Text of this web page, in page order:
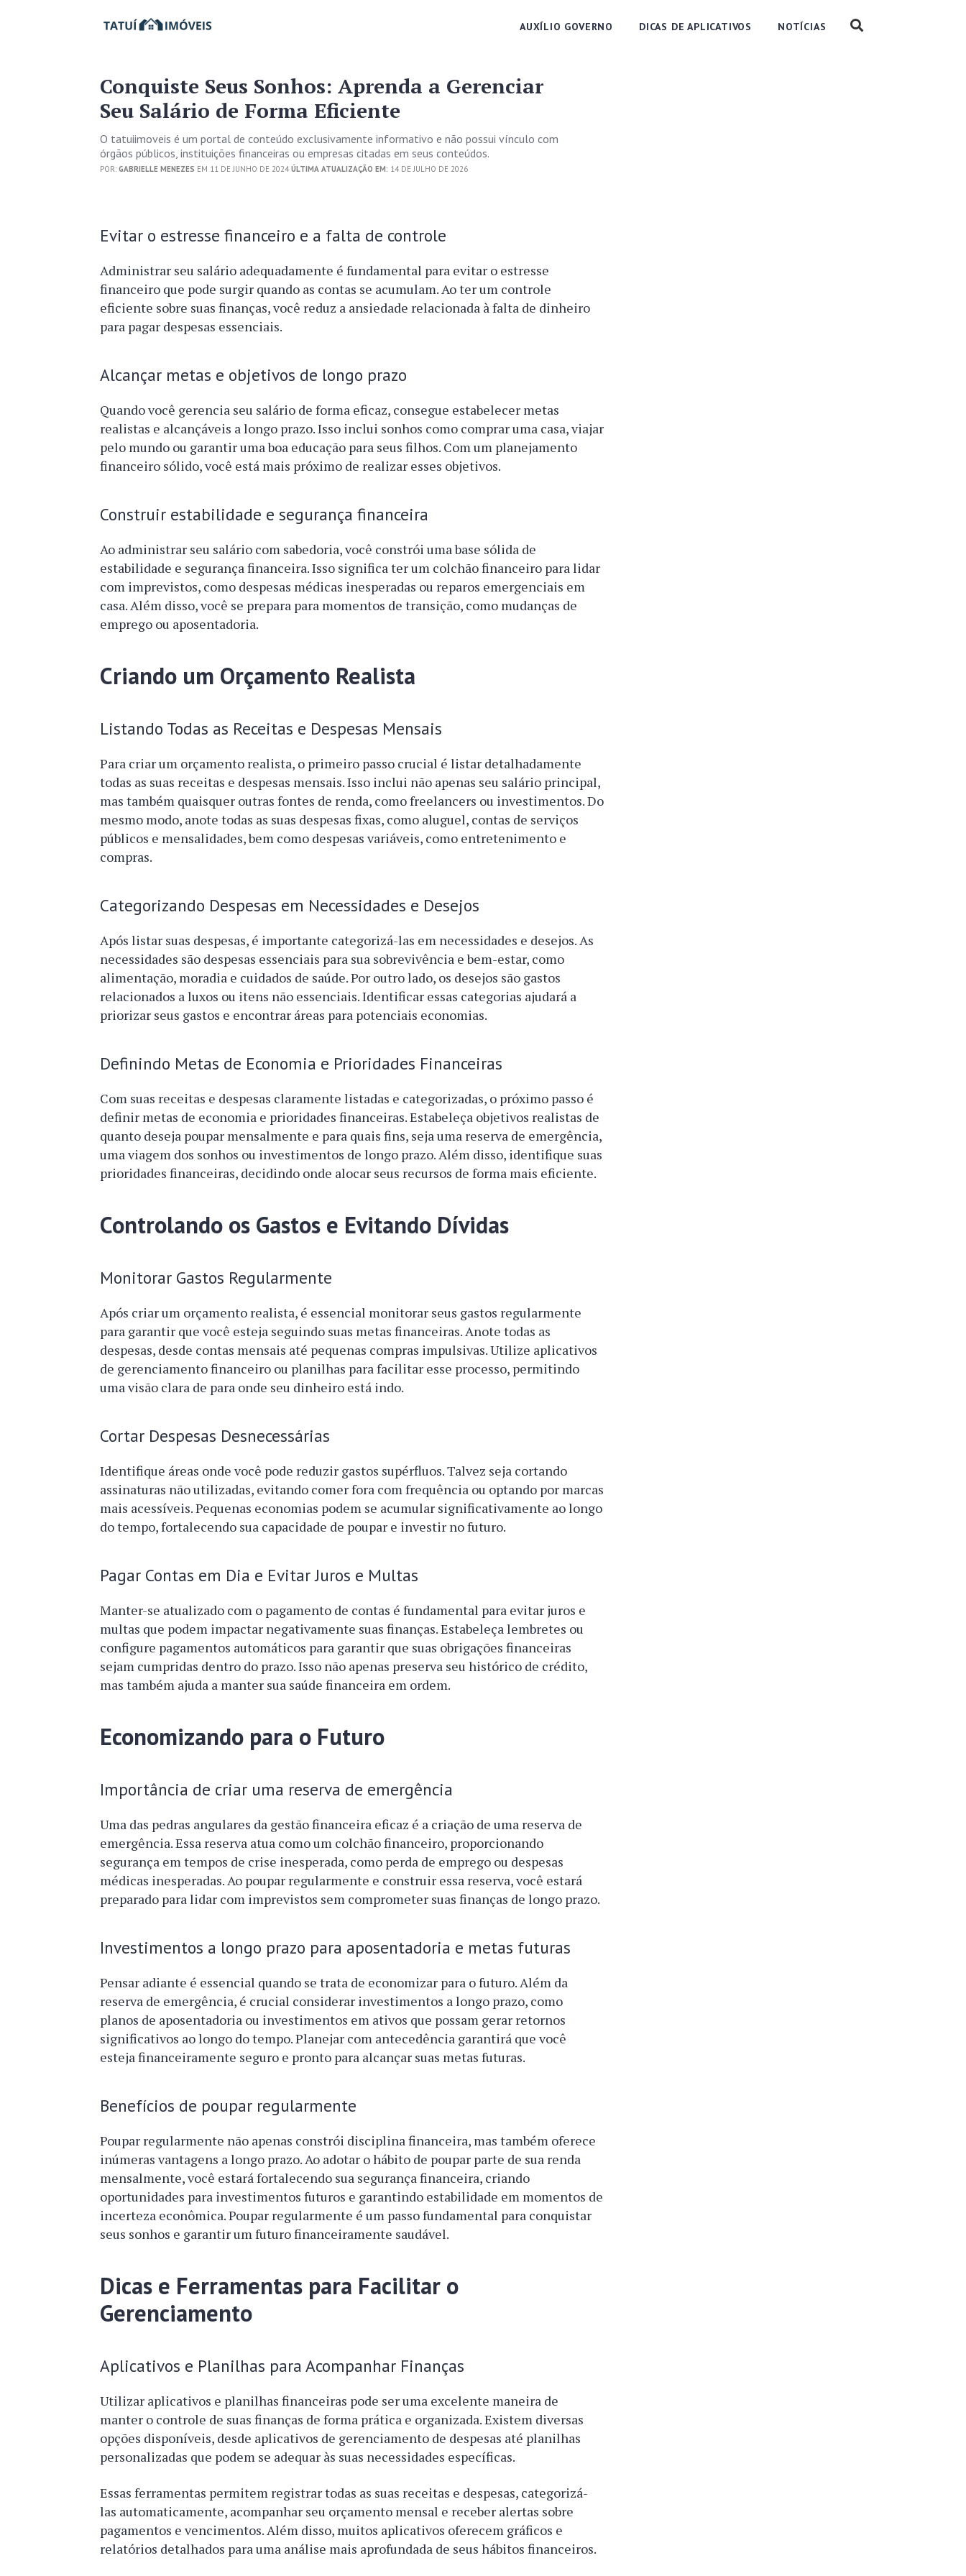
AUXÍLIO GOVERNO DICAS DE APLICATIVOS NOTÍCIAS
Conquiste Seus Sonhos: Aprenda a Gerenciar
Seu Salário de Forma Eficiente
O tatuiimoveis é um portal de conteúdo exclusivamente informativo e não possui vínculo com
órgãos públicos, instituições financeiras ou empresas citadas em seus conteúdos.
POR: GABRIELLE MENEZES EM 11 DE JUNHO DE 2024ÚLTIMA ATUALIZAÇÃO EM: 14 DE JULHO DE 2026
Evitar o estresse financeiro e a falta de controle
Administrar seu salário adequadamente é fundamental para evitar o estresse
financeiro que pode surgir quando as contas se acumulam. Ao ter um controle
eficiente sobre suas finanças, você reduz a ansiedade relacionada à falta de dinheiro
para pagar despesas essenciais.
Alcançar metas e objetivos de longo prazo
Quando você gerencia seu salário de forma eficaz, consegue estabelecer metas
realistas e alcançáveis a longo prazo. Isso inclui sonhos como comprar uma casa, viajar
pelo mundo ou garantir uma boa educação para seus filhos. Com um planejamento
financeiro sólido, você está mais próximo de realizar esses objetivos.
Construir estabilidade e segurança financeira
Ao administrar seu salário com sabedoria, você constrói uma base sólida de
estabilidade e segurança financeira. Isso significa ter um colchão financeiro para lidar
com imprevistos, como despesas médicas inesperadas ou reparos emergenciais em
casa. Além disso, você se prepara para momentos de transição, como mudanças de
emprego ou aposentadoria.
Criando um Orçamento Realista
Listando Todas as Receitas e Despesas Mensais
Para criar um orçamento realista, o primeiro passo crucial é listar detalhadamente
todas as suas receitas e despesas mensais. Isso inclui não apenas seu salário principal,
mas também quaisquer outras fontes de renda, como freelancers ou investimentos. Do
mesmo modo, anote todas as suas despesas fixas, como aluguel, contas de serviços
públicos e mensalidades, bem como despesas variáveis, como entretenimento e
compras.
Categorizando Despesas em Necessidades e Desejos
Após listar suas despesas, é importante categorizá-las em necessidades e desejos. As
necessidades são despesas essenciais para sua sobrevivência e bem-estar, como
alimentação, moradia e cuidados de saúde. Por outro lado, os desejos são gastos
relacionados a luxos ou itens não essenciais. Identificar essas categorias ajudará a
priorizar seus gastos e encontrar áreas para potenciais economias.
Definindo Metas de Economia e Prioridades Financeiras
Com suas receitas e despesas claramente listadas e categorizadas, o próximo passo é
definir metas de economia e prioridades financeiras. Estabeleça objetivos realistas de
quanto deseja poupar mensalmente e para quais fins, seja uma reserva de emergência,
uma viagem dos sonhos ou investimentos de longo prazo. Além disso, identifique suas
prioridades financeiras, decidindo onde alocar seus recursos de forma mais eficiente.
Controlando os Gastos e Evitando Dívidas
Monitorar Gastos Regularmente
Após criar um orçamento realista, é essencial monitorar seus gastos regularmente
para garantir que você esteja seguindo suas metas financeiras. Anote todas as
despesas, desde contas mensais até pequenas compras impulsivas. Utilize aplicativos
de gerenciamento financeiro ou planilhas para facilitar esse processo, permitindo
uma visão clara de para onde seu dinheiro está indo.
Cortar Despesas Desnecessárias
Identifique áreas onde você pode reduzir gastos supérfluos. Talvez seja cortando
assinaturas não utilizadas, evitando comer fora com frequência ou optando por marcas
mais acessíveis. Pequenas economias podem se acumular significativamente ao longo
do tempo, fortalecendo sua capacidade de poupar e investir no futuro.
Pagar Contas em Dia e Evitar Juros e Multas
Manter-se atualizado com o pagamento de contas é fundamental para evitar juros e
multas que podem impactar negativamente suas finanças. Estabeleça lembretes ou
configure pagamentos automáticos para garantir que suas obrigações financeiras
sejam cumpridas dentro do prazo. Isso não apenas preserva seu histórico de crédito,
mas também ajuda a manter sua saúde financeira em ordem.
Economizando para o Futuro
Importância de criar uma reserva de emergência
Uma das pedras angulares da gestão financeira eficaz é a criação de uma reserva de
emergência. Essa reserva atua como um colchão financeiro, proporcionando
segurança em tempos de crise inesperada, como perda de emprego ou despesas
médicas inesperadas. Ao poupar regularmente e construir essa reserva, você estará
preparado para lidar com imprevistos sem comprometer suas finanças de longo prazo.
Investimentos a longo prazo para aposentadoria e metas futuras
Pensar adiante é essencial quando se trata de economizar para o futuro. Além da
reserva de emergência, é crucial considerar investimentos a longo prazo, como
planos de aposentadoria ou investimentos em ativos que possam gerar retornos
significativos ao longo do tempo. Planejar com antecedência garantirá que você
esteja financeiramente seguro e pronto para alcançar suas metas futuras.
Benefícios de poupar regularmente
Poupar regularmente não apenas constrói disciplina financeira, mas também oferece
inúmeras vantagens a longo prazo. Ao adotar o hábito de poupar parte de sua renda
mensalmente, você estará fortalecendo sua segurança financeira, criando
oportunidades para investimentos futuros e garantindo estabilidade em momentos de
incerteza econômica. Poupar regularmente é um passo fundamental para conquistar
seus sonhos e garantir um futuro financeiramente saudável.
Dicas e Ferramentas para Facilitar o
Gerenciamento
Aplicativos e Planilhas para Acompanhar Finanças
Utilizar aplicativos e planilhas financeiras pode ser uma excelente maneira de
manter o controle de suas finanças de forma prática e organizada. Existem diversas
opções disponíveis, desde aplicativos de gerenciamento de despesas até planilhas
personalizadas que podem se adequar às suas necessidades específicas.
Essas ferramentas permitem registrar todas as suas receitas e despesas, categorizá-
las automaticamente, acompanhar seu orçamento mensal e receber alertas sobre
pagamentos e vencimentos. Além disso, muitos aplicativos oferecem gráficos e
relatórios detalhados para uma análise mais aprofundada de seus hábitos financeiros.